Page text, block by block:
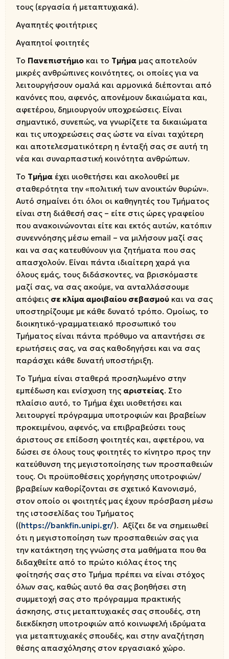
τους (εργασία ή μεταπτυχιακά).
Αγαπητές φοιτήτριες
Αγαπητοί φοιτητές
Το Πανεπιστήμιο και το Τμήμα μας αποτελούν
μικρές ανθρώπινες κοινότητες, οι οποίες για να
λειτουργήσουν ομαλά και αρμονικά διέπονται από
κανόνες που, αφενός, απονέμουν δικαιώματα και,
αφετέρου, δημιουργούν υποχρεώσεις. Είναι
σημαντικό, συνεπώς, να γνωρίζετε τα δικαιώματα
και τις υποχρεώσεις σας ώστε να είναι ταχύτερη
και αποτελεσματικότερη η ένταξή σας σε αυτή τη
νέα και συναρπαστική κοινότητα ανθρώπων.
Το Τμήμα έχει υιοθετήσει και ακολουθεί με
σταθερότητα την «πολιτική των ανοικτών θυρών».
Αυτό σημαίνει ότι όλοι οι καθηγητές του Τμήματος
είναι στη διάθεσή σας – είτε στις ώρες γραφείου
που ανακοινώνονται είτε και εκτός αυτών, κατόπιν
συνεννόησης μέσω email – να μιλήσουν μαζί σας
και να σας κατευθύνουν για ζητήματα που σας
απασχολούν. Είναι πάντα ιδιαίτερη χαρά για
όλους εμάς, τους διδάσκοντες, να βρισκόμαστε
μαζί σας, να σας ακούμε, να ανταλλάσσουμε
απόψεις σε κλίμα αμοιβαίου σεβασμού και να σας
υποστηρίζουμε με κάθε δυνατό τρόπο. Ομοίως, το
διοικητικό-γραμματειακό προσωπικό του
Τμήματος είναι πάντα πρόθυμο να απαντήσει σε
ερωτήσεις σας, να σας καθοδηγήσει και να σας
παράσχει κάθε δυνατή υποστήριξη.
Το Τμήμα είναι σταθερά προσηλωμένο στην
εμπέδωση και ενίσχυση της αριστείας. Στο
πλαίσιο αυτό, το Τμήμα έχει υιοθετήσει και
λειτουργεί πρόγραμμα υποτροφιών και βραβείων
προκειμένου, αφενός, να επιβραβεύσει τους
άριστους σε επίδοση φοιτητές και, αφετέρου, να
δώσει σε όλους τους φοιτητές το κίνητρο προς την
κατεύθυνση της μεγιστοποίησης των προσπαθειών
τους. Οι προϋποθέσεις χορήγησης υποτροφιών/
βραβείων καθορίζονται σε σχετικό Κανονισμό,
στον οποίο οι φοιτητές μας έχουν πρόσβαση μέσω
της ιστοσελίδας του Τμήματος
((https://bankfin.unipi.gr/). Αξίζει δε να σημειωθεί
ότι η μεγιστοποίηση των προσπαθειών σας για
την κατάκτηση της γνώσης στα μαθήματα που θα
διδαχθείτε από το πρώτο κιόλας έτος της
φοίτησής σας στο Τμήμα πρέπει να είναι στόχος
όλων σας, καθώς αυτό θα σας βοηθήσει στη
συμμετοχή σας στο πρόγραμμα πρακτικής
άσκησης, στις μεταπτυχιακές σας σπουδές, στη
διεκδίκηση υποτροφιών από κοινωφελή ιδρύματα
για μεταπτυχιακές σπουδές, και στην αναζήτηση
θέσης απασχόλησης στον εργασιακό χώρο.